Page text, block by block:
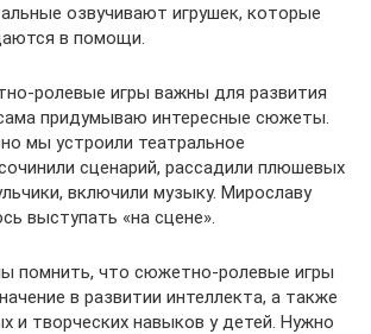
озвучивают игрушек, которые
в помощи.
ролевые игры важны для развития
придумываю интересные сюжеты.
мы устроили театральное
сценарий, рассадили плюшевых
включили музыку. Мирославу
выступать «на сцене».
помнить, что сюжетно-ролевые игры
в развитии интеллекта, а также
и творческих навыков у детей. Нужно